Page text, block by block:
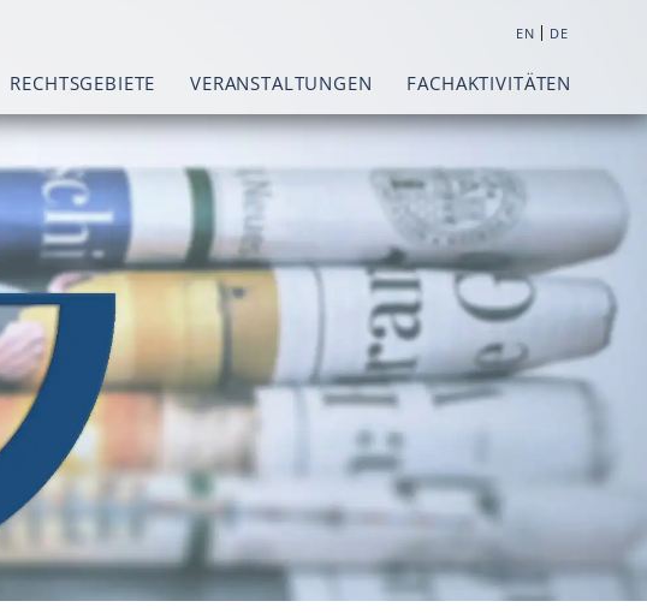
RECHTSGEBIETE VERANSTALTUNGEN FACHAKTIVITÄTEN
EN | DE